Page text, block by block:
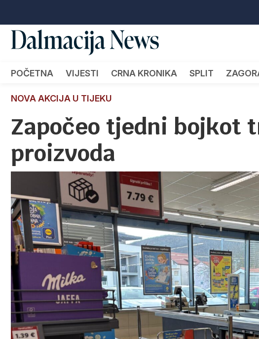
POČETNA VIJESTI CRNA KRONIKA SPLIT
NOVA AKCIJA U TIJEKU
Započeo tjedni bojkot
proizvoda